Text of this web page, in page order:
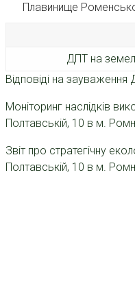
Плавинище
ДПТ на
Відповіді на
Моніторинг наслідків
Полтавській, 10 в м.
Звіт про стратегічну
Полтавській, 10 в м.